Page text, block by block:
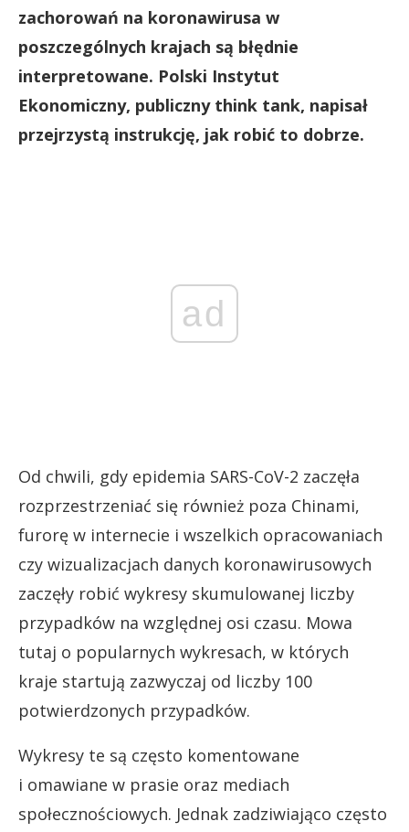
zachorowań na koronawirusa w
poszczególnych krajach są błędnie
interpretowane. Polski Instytut
Ekonomiczny, publiczny think tank, napisał
przejrzystą instrukcję, jak robić to dobrze.
ad
Od chwili, gdy epidemia SARS-CoV-2 zaczęła
rozprzestrzeniać się również poza Chinami,
furorę w internecie i wszelkich opracowaniach
czy wizualizacjach danych koronawirusowych
zaczęły robić wykresy skumulowanej liczby
przypadków na względnej osi czasu. Mowa
tutaj o popularnych wykresach, w których
kraje startują zazwyczaj od liczby 100
potwierdzonych przypadków.
Wykresy te są często komentowane
i omawiane w prasie oraz mediach
społecznościowych. Jednak zadziwiająco często